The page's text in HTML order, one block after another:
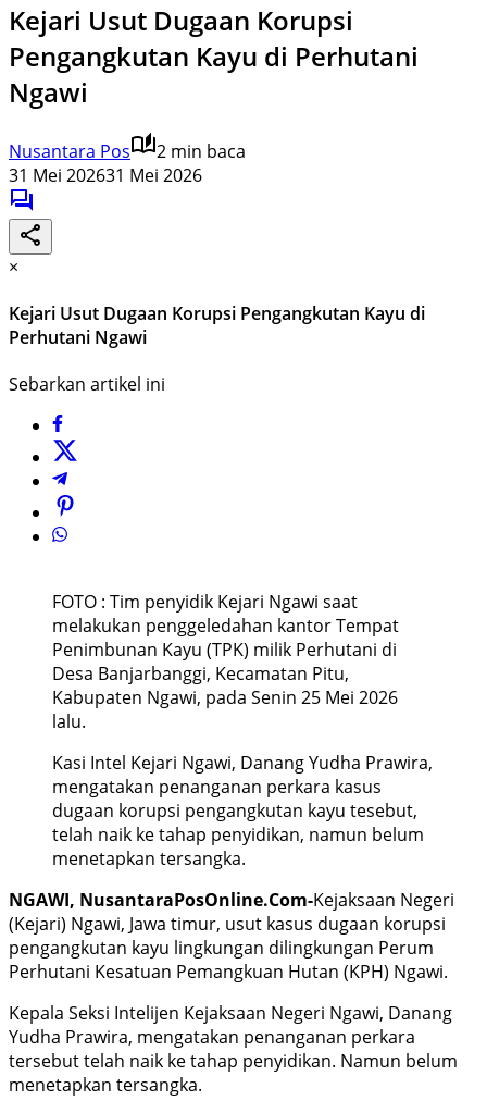
Kejari Usut Dugaan Korupsi
Pengangkutan Kayu di Perhutani
Ngawi
Nusantara Pos
2 min baca
31 Mei 202631 Mei 2026
×
Kejari Usut Dugaan Korupsi Pengangkutan Kayu di
Perhutani Ngawi
Sebarkan artikel ini
FOTO : Tim penyidik Kejari Ngawi saat
melakukan penggeledahan kantor Tempat
Penimbunan Kayu (TPK) milik Perhutani di
Desa Banjarbanggi, Kecamatan Pitu,
Kabupaten Ngawi, pada Senin 25 Mei 2026
lalu.
Kasi Intel Kejari Ngawi, Danang Yudha Prawira,
mengatakan penanganan perkara kasus
dugaan korupsi pengangkutan kayu tesebut,
telah naik ke tahap penyidikan, namun belum
menetapkan tersangka.
NGAWI, NusantaraPosOnline.Com-Kejaksaan Negeri
(Kejari) Ngawi, Jawa timur, usut kasus dugaan korupsi
pengangkutan kayu lingkungan dilingkungan Perum
Perhutani Kesatuan Pemangkuan Hutan (KPH) Ngawi.
Kepala Seksi Intelijen Kejaksaan Negeri Ngawi, Danang
Yudha Prawira, mengatakan penanganan perkara
tersebut telah naik ke tahap penyidikan. Namun belum
menetapkan tersangka.